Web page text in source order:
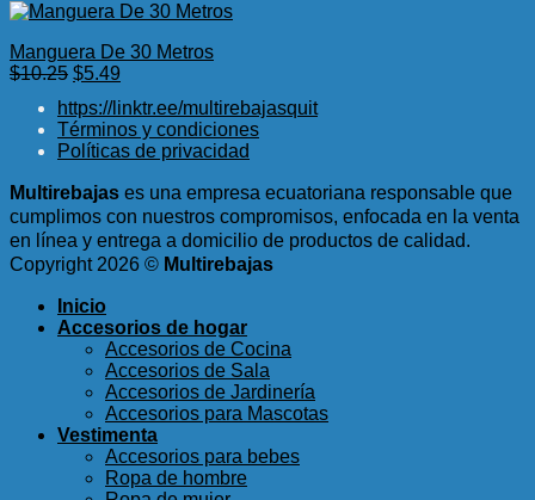
Manguera De 30 Metros
$10.25 El
original
era:
$10.25.
$5.49
actual
es:
$5.49.
https://linktr.ee/multirebajasquit
Términos y condiciones
Políticas de privacidad
Multirebajas es una empresa ecuatoriana responsable que
cumplimos con nuestros compromisos, enfocada en la venta
en línea y entrega a domicilio de productos de calidad.
Copyright 2026 © Multirebajas
Inicio
Accesorios de hogar
Accesorios de Cocina
Accesorios de Sala
Accesorios de Jardinería
Accesorios para Mascotas
Vestimenta
Accesorios para bebes
Ropa de hombre